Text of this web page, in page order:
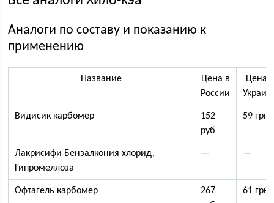
Аналоги по составу и показанию к
применению
Название
Цена в
России
Цена в
Видисик карбомер
152
руб
59 грн
Лакрисифи Бензалкония хлорид,
Гипромеллоза
— —
Офтагель карбомер
267
61 грн